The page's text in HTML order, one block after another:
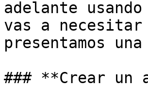
adelante
vas a necesitar
presentamos
### **Crear